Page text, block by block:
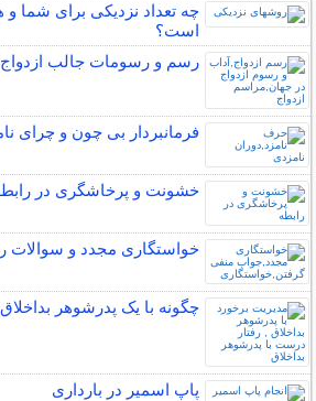
چه تعداد نزدیکی برای شما
است؟
رسم و رسومات جالب
فرمانبردار بی چون و چرای
خشونت و پرخاشگری در
خواستگاری مجدد و سوالات
چگونه با یک پدرشوهر
پاپ اسمیر در بارداری